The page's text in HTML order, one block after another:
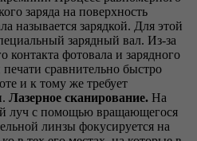
заряда на поверхность
называется зарядкой. Для этой
зарядный вал. Из-за
контакта фотовала и зарядного
печати сравнительно быстро
и к тому же требует
Лазерное сканирование. На
луч с помощью вращающегося
линзы фокусируется на